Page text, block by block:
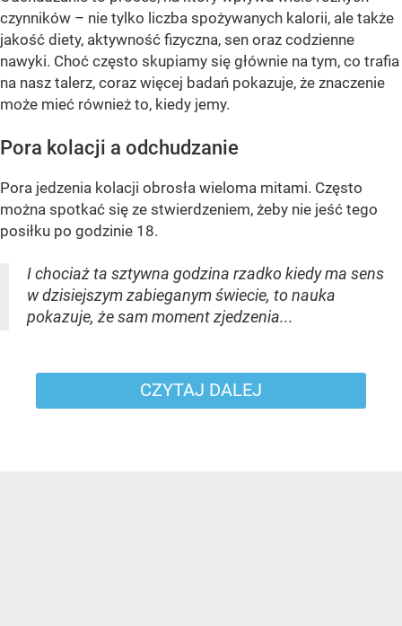
czynników – nie tylko liczba spożywanych kalorii, ale także
jakość diety, aktywność fizyczna, sen oraz codzienne
nawyki. Choć często skupiamy się głównie na tym, co trafia
na nasz talerz, coraz więcej badań pokazuje, że znaczenie
może mieć również to, kiedy jemy.
Pora kolacji a odchudzanie
Pora jedzenia kolacji obrosła wieloma mitami. Często
można spotkać się ze stwierdzeniem, żeby nie jeść tego
posiłku po godzinie 18.
I chociaż ta sztywna godzina rzadko kiedy ma sens
w dzisiejszym zabieganym świecie, to nauka
pokazuje, że sam moment zjedzenia...
CZYTAJ DALEJ